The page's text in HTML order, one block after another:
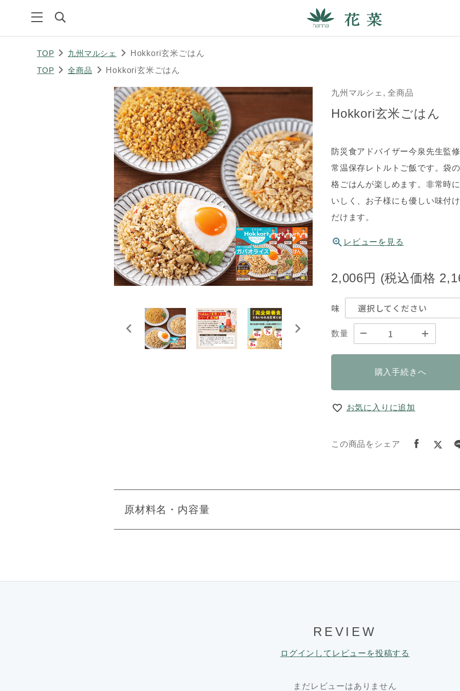
TOP 九州マルシェ
Hokkori玄米ごはん
TOP
全商品 Hokkori玄米ごはん
九州マルシェ, 全商品
Hokkori玄米ごはん
防災食アドバイザー今泉先生監
常温保存レトルトご飯です。袋
格ごはんが楽しめます。非常時
いしく、お子様にも優しい味付
だけます。
レビューを見る
2,006円 (税込価格
味
数量
購入手続きへ
お気に入りに追加
この商品をシェア
原材料名・内容量
REVIEW
ログインしてレビューを投稿する
まだレビューはありません